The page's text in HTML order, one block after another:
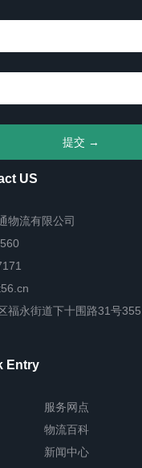
US
物流有限公司
福永街道下十围路31号355
Entry
服务网点
物流百科
新闻中心